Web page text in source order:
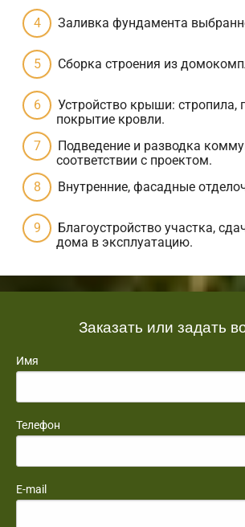
Заливка фундамента
Сборка строения из
Устройство крыши: стропила,
покрытие кровли.
Подведение и разводка
соответствии с проектом.
Внутренние, фасадные
Благоустройство участка,
дома в эксплуатацию.
Заказать или задать
Имя
Телефон
E-mail